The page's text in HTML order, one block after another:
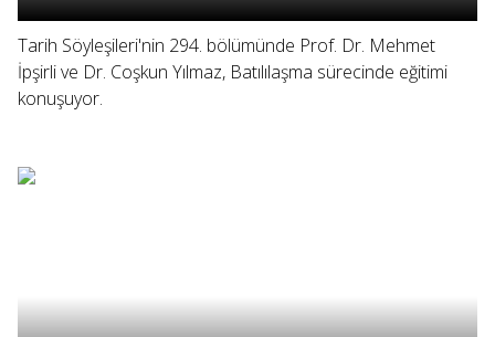
Tarih Söyleşileri'nin 294. bölümünde Prof. Dr. Mehmet
İpşirli ve Dr. Coşkun Yılmaz, Batılılaşma sürecinde eğitimi
konuşuyor.